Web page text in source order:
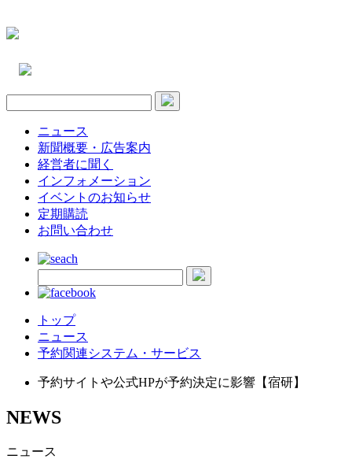
ニュース
新聞概要・広告案内
経営者に聞く
インフォメーション
イベントのお知らせ
定期購読
お問い合わせ
トップ
ニュース
予約関連システム・サービス
予約サイトや公式HPが予約決定に影響【宿研】
NEWS
ニュース